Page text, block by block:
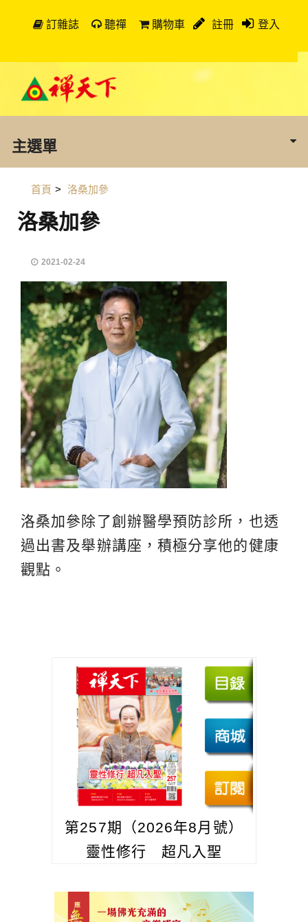
訂雜誌 聽禪 購物車 註冊 登入
主選單
首頁 > 洛桑加參
洛桑加參
2021-02-24
洛桑加參除了創辦醫學預防診所，也透
過出書及舉辦講座，積極分享他的健康
觀點。
第257期（2026年8月號）
靈性修行 超凡入聖